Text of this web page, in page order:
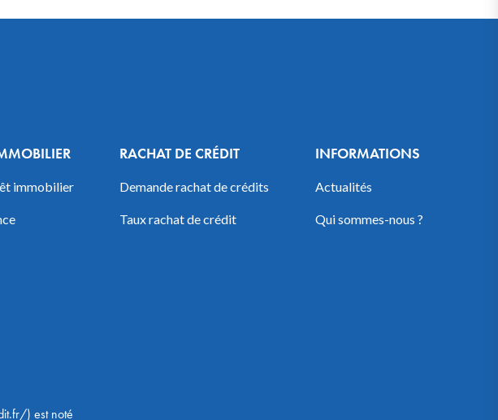
immobilier
RACHAT DE CRÉDIT
Demande rachat de crédits
Taux rachat de crédit
INFORMATIONS
Actualités
Qui sommes-nous ?
) est noté